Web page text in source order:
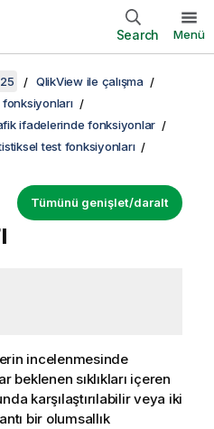
Search Menü
QlikView ile çalışma
ifadelerinde fonksiyonlar
test fonksiyonları
Tümünü genişlet/daralt
incelenmesinde
beklenen sıklıkları içeren
karşılaştırılabilir veya iki
bir olumsallık